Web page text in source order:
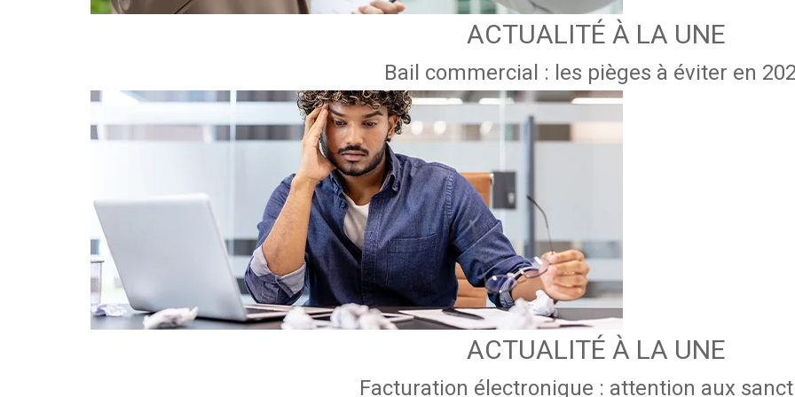
ACTUALITÉ À LA UNE
Bail commercial : les pièges à éviter en
ACTUALITÉ À LA UNE
Facturation électronique : attention aux